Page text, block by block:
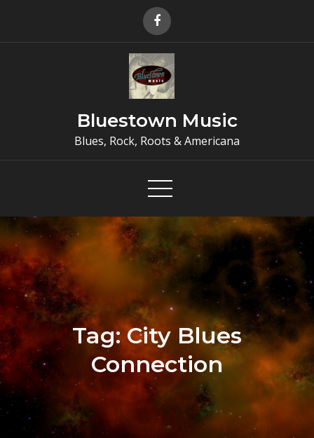
Bluestown Music
Blues, Rock, Roots & Americana
Tag:City Blues
Connection